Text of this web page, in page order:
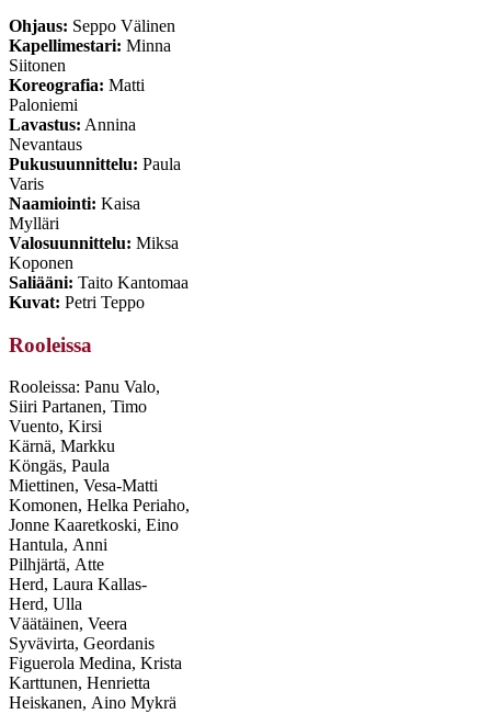
Ohjaus: Seppo Välinen
Kapellimestari: Minna
Siitonen
Koreografia: Matti
Paloniemi
Lavastus: Annina
Nevantaus
Pukusuunnittelu: Paula
Varis
Naamiointi: Kaisa
Mylläri
Valosuunnittelu: Miksa
Koponen
Saliääni: Taito Kantomaa
Kuvat: Petri Teppo
Rooleissa
Rooleissa: Panu Valo,
Siiri Partanen, Timo
Vuento, Kirsi
Kärnä, Markku
Köngäs, Paula
Miettinen, Vesa-Matti
Komonen, Helka Periaho,
Jonne Kaaretkoski, Eino
Hantula, Anni
Pilhjärtä, Atte
Herd, Laura Kallas-
Herd, Ulla
Väätäinen, Veera
Syvävirta, Geordanis
Figuerola Medina, Krista
Karttunen, Henrietta
Heiskanen, Aino Mykrä